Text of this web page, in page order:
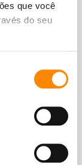
que você
do seu